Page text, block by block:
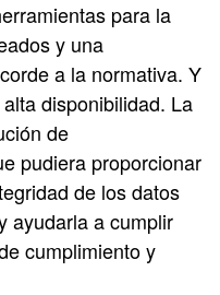
para la
y una
a la normativa. Y
disponibilidad. La
de
pudiera proporcionar
de los datos
ayudarla a cumplir
cumplimiento y